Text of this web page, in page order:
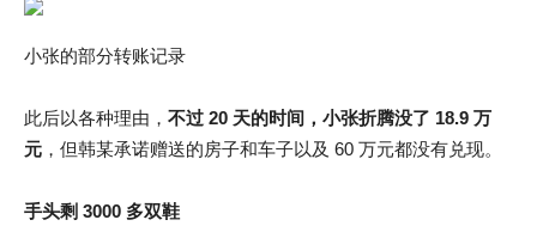
小张的部分转账记录
此后以各种理由， 不过 20 天的时间，小张折腾没了 18.9 万
元 ，但韩某承诺赠送的房子和车子以及 60 万元都没有兑现。
手头剩 3000 多双鞋